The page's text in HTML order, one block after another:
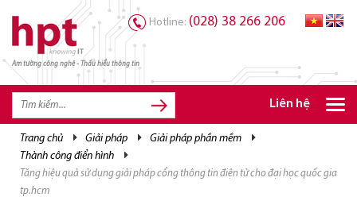
Am tường công nghệ - Thấu hiểu thông tin
Hotline: (028) 38 266 206
Liên hệ
trang chủ giải pháp
giải pháp phần mềm
thành công điển hình
tăng hiệu quả sử dụng giải pháp cổng thông tin điện tử cho đại học quốc gia
tp.hcm
TRANG CHỦ
TRANG CHỦ
GIẢI PHÁP
DỊCH VỤ